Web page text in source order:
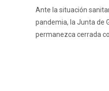
Ante la situación
pandemia, la Junta de
permanezca cerrada